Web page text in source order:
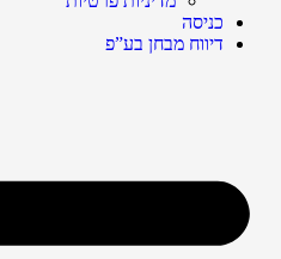
כניסה
דיווח מבחן בע”פ